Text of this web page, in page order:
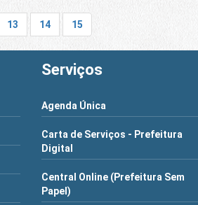
13 14 15
Serviços
Agenda Única
Carta de Serviços - Prefeitura
Digital
Central Online (Prefeitura Sem
Papel)